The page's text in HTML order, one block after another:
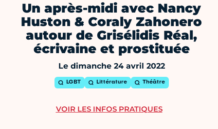
Un après-midi avec Nancy
Huston & Coraly Zahonero
autour de Grisélidis Réal,
écrivaine et prostituée
Le dimanche 24 avril 2022
LGBT Littérature Théâtre
VOIR LES INFOS PRATIQUES